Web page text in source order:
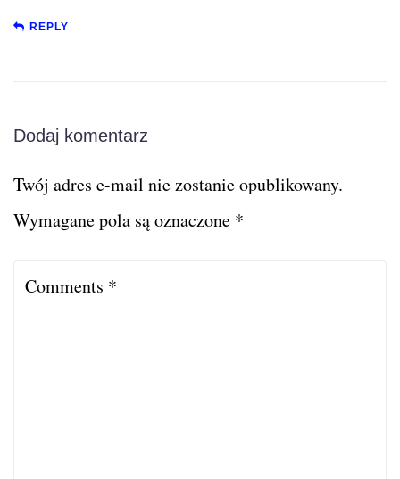
REPLY
Dodaj komentarz
Twój adres e-mail nie zostanie opublikowany.
Wymagane pola są oznaczone *